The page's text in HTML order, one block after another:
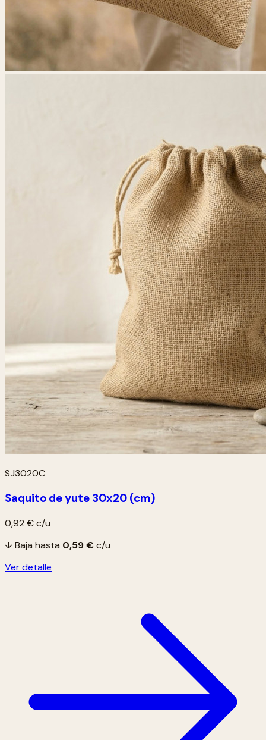
SJ3020C
Saquito de yute 30x20 (cm)
0,92 €c/u
↓ Baja hasta 0,59 €c/u
Ver detalle